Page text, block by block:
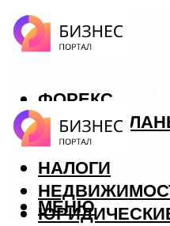
ФОРЕКС
БИЗНЕС
КРЕДИТЫ
НАЛОГИ
МЕНЮ